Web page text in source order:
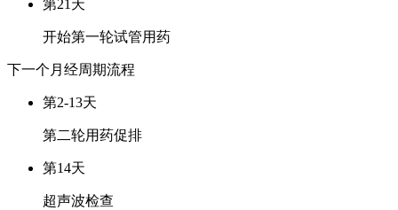
第21天
开始第一轮试管用药
下一个月经周期流程
第2-13天
第二轮用药促排
第14天
超声波检查